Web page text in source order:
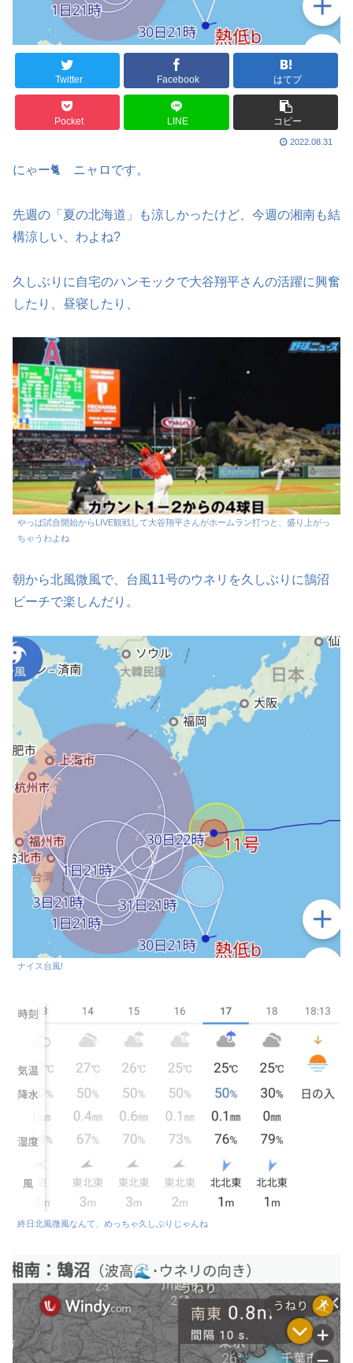
Twitter Facebook はてブ
Pocket LINE コピー
2022.08.31
にゃー🐈️ ニャロです。
先週の「夏の北海道」も涼しかったけど、今週の湘南も結
構涼しい、わよね?
久しぶりに自宅のハンモックで大谷翔平さんの活躍に興奮
したり、昼寝したり、
やっぱ試合開始からLIVE観戦して大谷翔平さんがホームラン打つと、盛り上がっ
ちゃうわよね
朝から北風微風で、台風11号のウネリを久しぶりに鵠沼
ビーチで楽しんだり。
ナイス台風!
終日北風微風なんて、めっちゃ久しぶりじゃんね